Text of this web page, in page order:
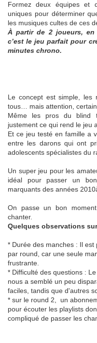
Formez deux équipes et
uniques pour déterminer
les musiques cultes de ces
À partir de 2 joueurs, en
c’est le jeu parfait pour
minutes chrono.
Le concept est simple, les
tous… mais attention,
Même les pros du blind
justement ce qui rend le jeu
Et ce jeu testé en famille a
entre les darons qui ont
adolescents spécialistes du
Un super jeu pour les
idéal pour passer un
marquants des années
On passe un bon
chanter.
Quelques observations
* Durée des manches : Il
par round, car une seule
frustrante.
* Difficulté des questions :
nous a semblé un peu
faciles, tandis que d'autres
* sur le round 2, un
pour écouter les playlists
compliqué de passer les